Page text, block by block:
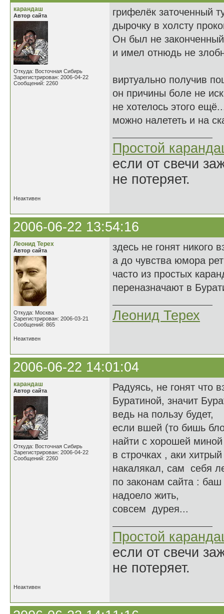
карандаш
Автор сайта
Откуда: Восточная Сибирь
Зарегистрирован: 2006-04-22
Сообщений: 2260
грифелёк заточенный
дырочку в холсту
Он был не
и имел отнюдь не
виртуально получив
он причины боле не
не хотелось этого
можно налететь и на
Простой
если от свечи
не потеряет.
Неактивен
2006-06-22 13:54:16
Леонид Терех
Автор сайта
Откуда: Москва
Зарегистрирован: 2006-03-21
Сообщений: 865
здесь не гонят никого
а до чувства юмора
часто из простых
переназначают в
Леонид Терех
Неактивен
2006-06-22 14:01:04
карандаш
Автор сайта
Откуда: Восточная Сибирь
Зарегистрирован: 2006-04-22
Сообщений: 2260
Радуясь, не гонят что
Буратиной, значит
ведь на пользу будет,
если вшей (то бишь
найти с хорошей миной
в строчках , аки
накалякал, сам себя
по законам сайта :
надоело жить,
совсем дурея...
Простой
если от свечи
не потеряет.
Неактивен